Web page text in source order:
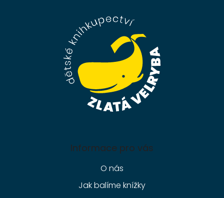
Informace pro vás
O nás
Jak balíme knížky